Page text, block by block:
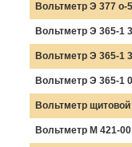
Вольтметр Э 377 о-
Вольтметр Э 365-1
Вольтметр Э 365-1
Вольтметр Э 365-1
Вольтметр
Вольтметр М 421-